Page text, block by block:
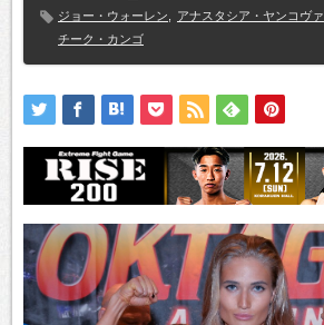
ジョー・ウォーレン
アナスタシア・ヤンコヴァ
チーク・カンゴ